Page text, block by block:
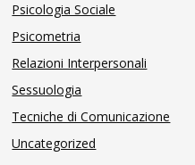
Psicologia Sociale
Psicometria
Relazioni Interpersonali
Sessuologia
Tecniche di Comunicazione
Uncategorized